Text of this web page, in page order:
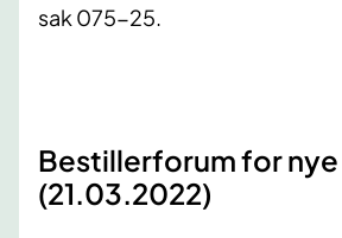
sak 075-25.
Bestillerforum for
(21.03.2022)